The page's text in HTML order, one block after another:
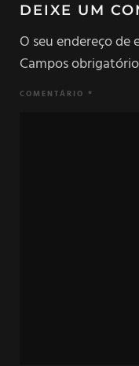
DEIXE UM
O seu endereço de
Campos
COMENTÁRIO *